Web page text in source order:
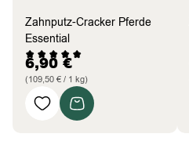
Zahnputz-Cracker Pferde
Essential
6,90€
(109,50 € / 1 kg)